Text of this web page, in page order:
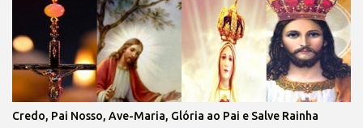
Credo, Pai Nosso, Ave-Maria, Glória ao Pai e Salve Rainha